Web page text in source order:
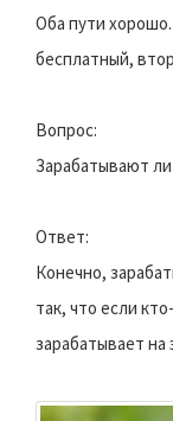
Оба пути
бесплатный,
Вопрос:
Зарабатывают
Ответ:
Конечно,
так, что если
зарабатывает на